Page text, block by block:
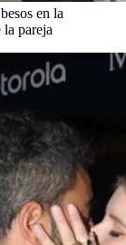
en la
pareja